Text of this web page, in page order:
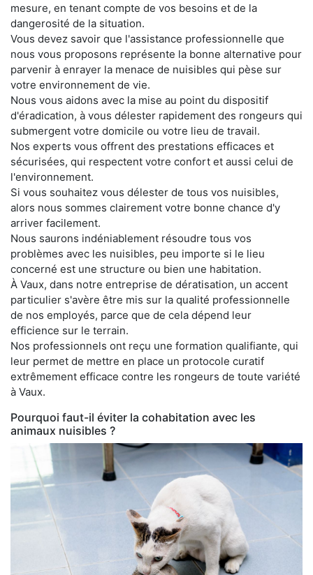
mesure, en tenant compte de vos besoins et de la
dangerosité de la situation.
Vous devez savoir que l'assistance professionnelle que
nous vous proposons représente la bonne alternative pour
parvenir à enrayer la menace de nuisibles qui pèse sur
votre environnement de vie.
Nous vous aidons avec la mise au point du dispositif
d'éradication, à vous délester rapidement des rongeurs qui
submergent votre domicile ou votre lieu de travail.
Nos experts vous offrent des prestations efficaces et
sécurisées, qui respectent votre confort et aussi celui de
l'environnement.
Si vous souhaitez vous délester de tous vos nuisibles,
alors nous sommes clairement votre bonne chance d'y
arriver facilement.
Nous saurons indéniablement résoudre tous vos
problèmes avec les nuisibles, peu importe si le lieu
concerné est une structure ou bien une habitation.
À Vaux, dans notre entreprise de dératisation, un accent
particulier s'avère être mis sur la qualité professionnelle
de nos employés, parce que de cela dépend leur
efficience sur le terrain.
Nos professionnels ont reçu une formation qualifiante, qui
leur permet de mettre en place un protocole curatif
extrêmement efficace contre les rongeurs de toute variété
à Vaux.
Pourquoi faut-il éviter la cohabitation avec les
animaux nuisibles ?